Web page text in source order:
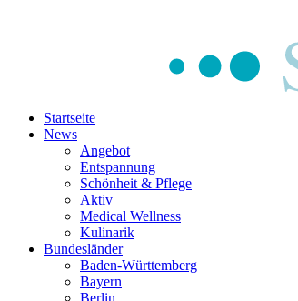
Startseite
News
Angebot
Entspannung
Schönheit & Pflege
Aktiv
Medical Wellness
Kulinarik
Bundesländer
Baden-Württemberg
Bayern
Berlin